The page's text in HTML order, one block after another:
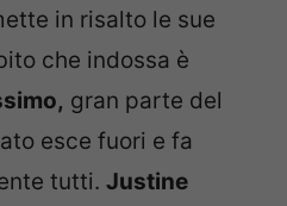
in risalto le sue
che indossa è
gran parte del
esce fuori e fa
tutti. Justine